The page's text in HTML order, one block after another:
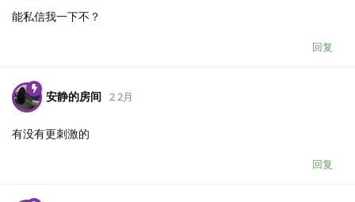
能私信我一下不？
回复
安静的房间 2 2月
有没有更刺激的
回复